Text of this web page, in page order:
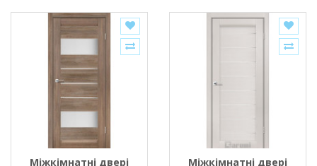
Міжкімнатні двері Міжкімнатні двері